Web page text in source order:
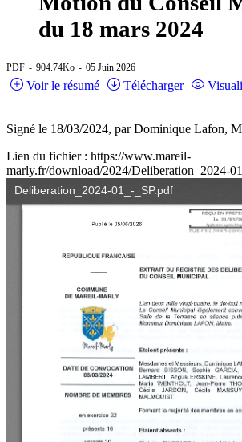
du 18 mars 2024
PDF 904.74Ko 05 Juin 2026
Voir le résumé Télécharger
Signé le 18/03/2024, par Dominique Lafon,
Lien du fichier : https://www.mareil-
marly.fr/download/2024/Deliberation_2024-